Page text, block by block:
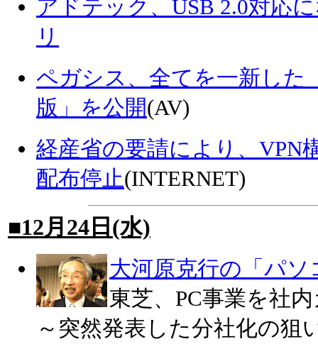
アドテック、USB 2.0対応
リ
ペガシス、全てを一新した
版」を公開(AV)
経産省の要請により、VPN
配布停止(INTERNET)
■12月24日(水)
大河原克行の「パ
東芝、PC事業を社
～突然発表した分社化の狙